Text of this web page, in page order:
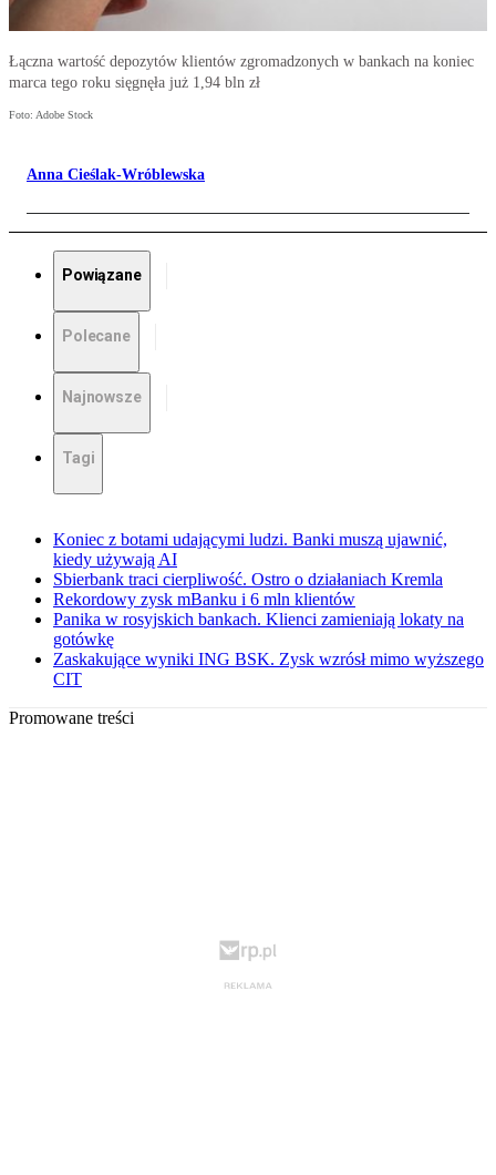
Łączna wartość depozytów klientów zgromadzonych w bankach na koniec
marca tego roku sięgnęła już 1,94 bln zł
Foto: Adobe Stock
Anna Cieślak-Wróblewska
Powiązane
Polecane
Najnowsze
Tagi
Koniec z botami udającymi ludzi. Banki muszą ujawnić,
kiedy używają AI
Sbierbank traci cierpliwość. Ostro o działaniach Kremla
Rekordowy zysk mBanku i 6 mln klientów
Panika w rosyjskich bankach. Klienci zamieniają lokaty na
gotówkę
Zaskakujące wyniki ING BSK. Zysk wzrósł mimo wyższego
CIT
Promowane treści